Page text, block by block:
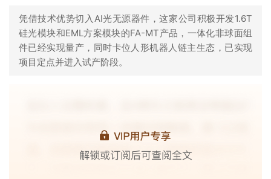
凭借技术优势切入AI光无源器件，这家公司积极开发1.6T
硅光模块和EML方案模块的FA-MT产品，一体化非球面组
件已经实现量产，同时卡位人形机器人链主生态，已实现
项目定点并进入试产阶段。